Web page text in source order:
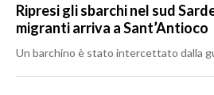
Ripresi gli sbarchi nel sud
migranti arriva a Sant’Antioco
Un barchino è stato intercettato dalla